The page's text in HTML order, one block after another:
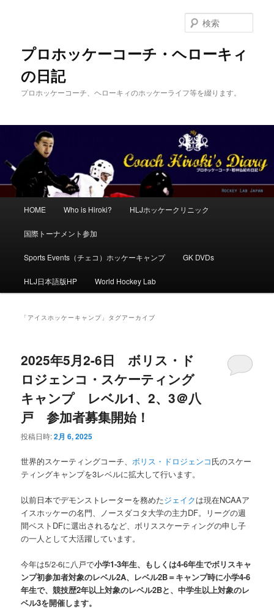
移
動
プロホッケーコーチ・ヘローキィ
の日記
プロホッケーコーチ、ヘローキィのホッケーライフ等を綴ります。
索
HOME Who is Hiroki? HLJホッケークリニック
国際トーナメント参加
Sports Events（チェコ）ホッケーキャンプ GK DVDs
HLJ日本語版HP World Hockey Lab
「 アイスホッケーキャンプ 」タグアーカイブ
2025年5月2-6日 ボリス・ド
ロジェンコ・スケーティング
キャンプ レベル1、2、3＠八
戸 参加者募集開始！
投稿日時:2月 6, 2025
世界的スケーティングコーチ、 ボリス・ドロジェンコ氏のスケー
ティングキャンプを3レベルに拡大して行います。
以前日本でデモンストレーターを務めたジェイクは現在NCAAア
イスホッケーの名門、ノースダコタ大学の主力DF。リーグの週
間ベストDFに選出されるなど、ボリススケーティングの申し子
の一人として大活躍しています。
今年は5/2-6に八戸で小学1-3年生、もしくは4-6年生でボリスキャ
ンプ初参加者対象のレベル2A、レベル2B＝キャンプ時に小学4-6
年生で、競技歴2年以上対象のレベル2Bと、中学生以上対象のレ
ベル3を開催します。